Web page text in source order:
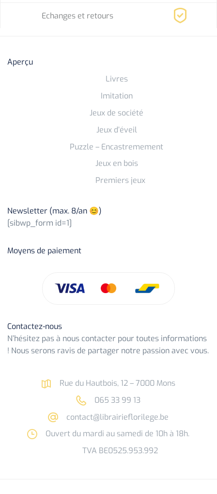
Echanges et retours
Aperçu
Livres
Imitation
Jeux de société
Jeux d’éveil
Puzzle – Encastremement
Jeux en bois
Premiers jeux
Newsletter (max. 8/an 😊)
[sibwp_form id=1]
Moyens de paiement
Contactez-nous
N’hésitez pas à nous contacter pour toutes informations
! Nous serons ravis de partager notre passion avec vous.
Rue du Hautbois, 12 – 7000 Mons
065 33 99 13
contact@librairieflorilege.be
Ouvert du mardi au samedi de 10h à 18h.
TVA BE0525.953.992